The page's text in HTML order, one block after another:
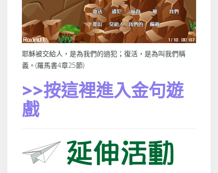
耶穌被交給人，是為我們的過犯；復活，是為叫我們稱
義。(羅馬書4章25節)
>>按這裡進入金句遊
戲